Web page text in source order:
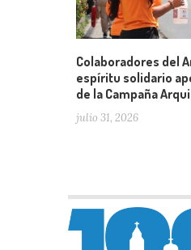
Colaboradores del
espíritu solidario
de la Campaña
julio 31, 2026